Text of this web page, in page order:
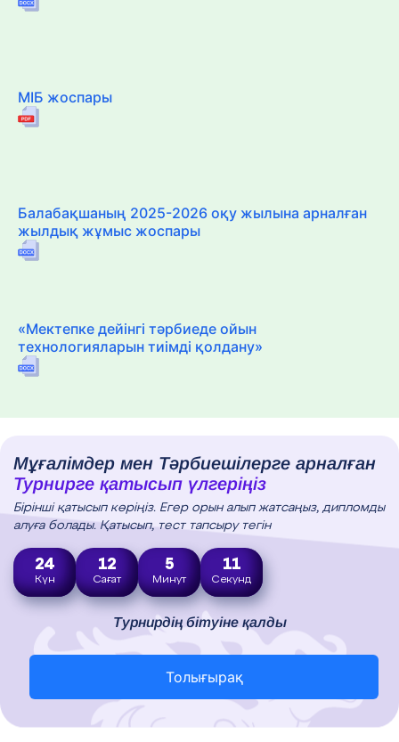
МІБ жоспары
Балабақшаның 2025-2026 оқу жылына арналған
жылдық жұмыс жоспары
«Мектепке дейінгі тәрбиеде ойын
технологияларын тиімді қолдану»
Мұғалімдер мен Тәрбиешілерге арналған
Турнирге қатысып үлгеріңіз
Бірінші қатысып көріңіз. Егер орын алып жатсаңыз, дипломды
алуға болады. Қатысып, тест тапсыру тегін
24
Күн
12
Сағат
5
Минут
9
Секунд
Турнирдің бітуіне қалды
Толығырақ